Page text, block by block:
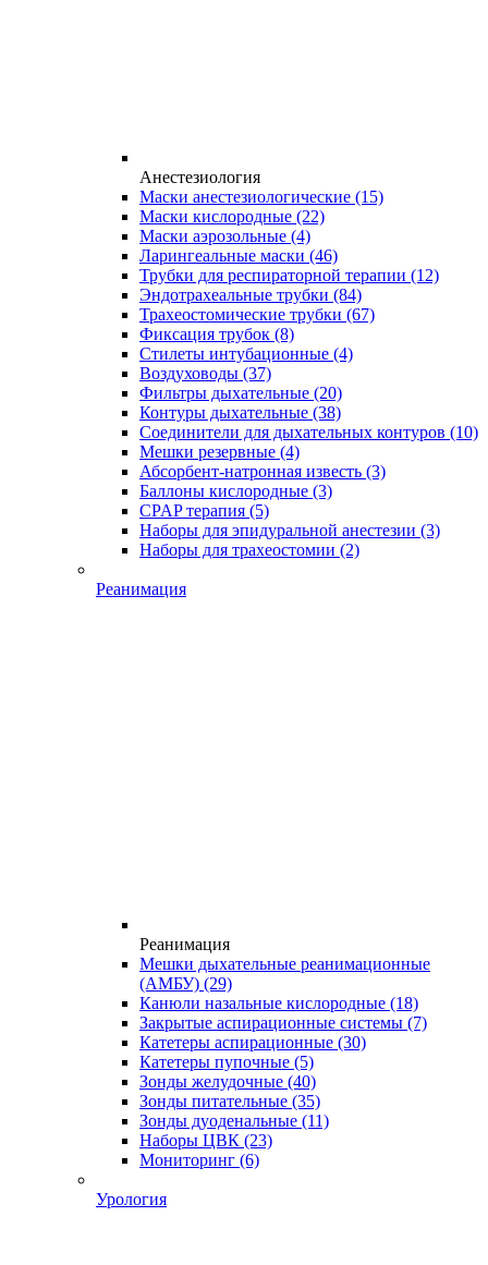
Анестезиология
Маски анестезиологические (15)
Маски кислородные (22)
Маски аэрозольные (4)
Ларингеальные маски (46)
Трубки для респираторной терапии (12)
Эндотрахеальные трубки (84)
Трахеостомические трубки (67)
Фиксация трубок (8)
Стилеты интубационные (4)
Воздуховоды (37)
Фильтры дыхательные (20)
Контуры дыхательные (38)
Соединители для дыхательных контуров (10)
Мешки резервные (4)
Абсорбент-натронная известь (3)
Баллоны кислородные (3)
CPAP терапия (5)
Наборы для эпидуральной анестезии (3)
Наборы для трахеостомии (2)
Реанимация
Реанимация
Мешки дыхательные реанимационные
(АМБУ) (29)
Канюли назальные кислородные (18)
Закрытые аспирационные системы (7)
Катетеры аспирационные (30)
Катетеры пупочные (5)
Зонды желудочные (40)
Зонды питательные (35)
Зонды дуоденальные (11)
Наборы ЦВК (23)
Мониторинг (6)
Урология